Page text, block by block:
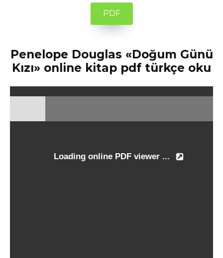
PDF
Penelope Douglas «Doğum Günü
Kızı» online kitap pdf türkçe oku